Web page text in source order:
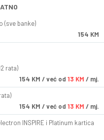
(sve banke)
154 KM
rata)
154 KM / već od 13 KM / mj.
154 KM / već od 13 KM / mj.
INSPIRE i Platinum kartica